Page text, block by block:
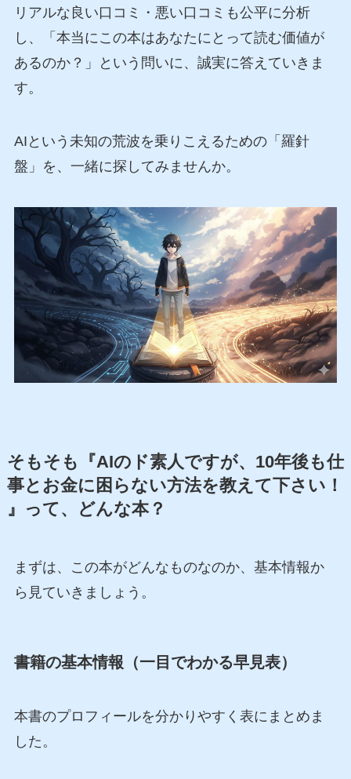
リアルな良い口コミ・悪い口コミも公平に分析
し、「本当にこの本はあなたにとって読む価値が
あるのか？」という問いに、誠実に答えていきま
す。
AIという未知の荒波を乗りこえるための「羅針
盤」を、一緒に探してみませんか。
そもそも『AIのド素人ですが、10年後も仕
事とお金に困らない方法を教えて下さい！
』って、どんな本？
まずは、この本がどんなものなのか、基本情報か
ら見ていきましょう。
書籍の基本情報（一目でわかる早見表）
本書のプロフィールを分かりやすく表にまとめま
した。